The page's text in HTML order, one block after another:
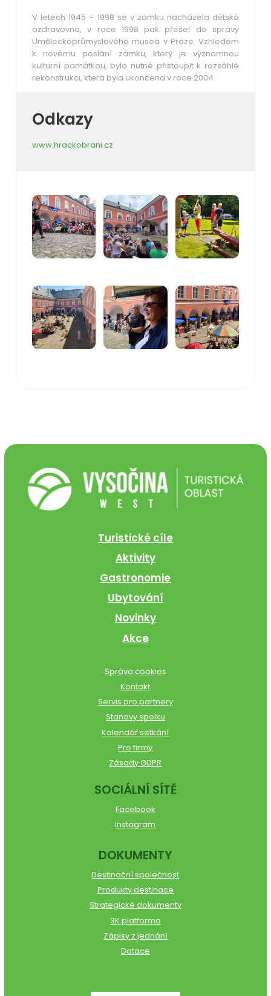
V letech 1945 – 1998 se v zámku nacházela dětská
ozdravovna, v roce 1998 pak přešel do správy
Uměleckoprůmyslového musea v Praze. Vzhledem
k novému poslání zámku, který je významnou
kulturní památkou, bylo nutné přistoupit k rozsáhlé
rekonstrukci, která byla ukončena v roce 2004.
Odkazy
www.hrackobrani.cz
Turistické cíle
Aktivity
Gastronomie
Ubytování
Novinky
Akce
Správa cookies
Kontakt
Servis pro partnery
Stanovy spolku
Kalendář setkání
Pro firmy
Zásady GDPR
SOCIÁLNÍ SÍTĚ
Facebook
Instagram
DOKUMENTY
Destinační společnost
Produkty destinace
Strategické dokumenty
3K platforma
Zápisy z jednání
Dotace